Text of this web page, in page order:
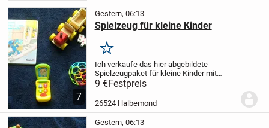
7
Gestern, 06:13
Spielzeug für kleine Kinder
Merken
Ich verkaufe das hier abgebildete
Spielzeugpaket für kleine Kinder mit
einem schönen Tier - Holzzug.
9 €Festpreis
26524 Halbemond
Gestern, 06:13